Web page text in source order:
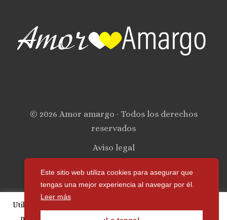
© 2026 Amor amargo · Todos los derechos
reservados
Aviso legal
Política de cookies
Utilizamos cookies para personalizar publicidad y analizar
nuestro tráfico. Si continúa navegando, acepta su uso.
Este sitio web utiliza cookies para asegurar que
tengas una mejor experiencia al navegar por él.
Leer más